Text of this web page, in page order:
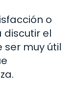
o
discutir el
muy útil